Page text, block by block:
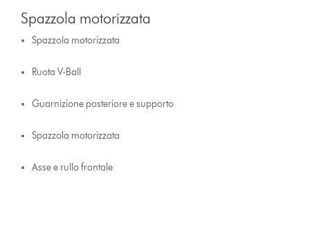
Spazzola motorizzata
Spazzola motorizzata
Ruota V-Ball
Guarnizione posteriore e supporto
Spazzola motorizzata
Asse e rullo frontale